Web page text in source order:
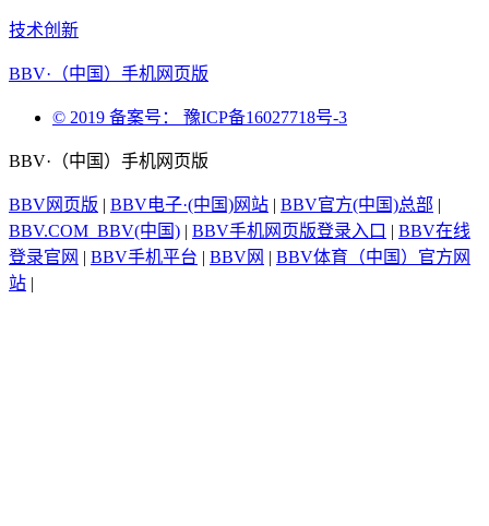
技术创新
BBV·（中国）手机网页版
© 2019 备案号： 豫ICP备16027718号-3
BBV·（中国）手机网页版
BBV网页版 | BBV电子·(中国)网站 | BBV官方(中国)总部 |
BBV.COM_BBV(中国) | BBV手机网页版登录入口 | BBV在线
登录官网 | BBV手机平台 | BBV网 | BBV体育（中国）官方网
站 |